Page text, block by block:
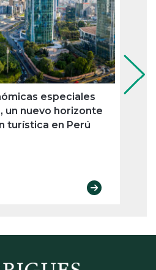
especiales
un nuevo horizonte
turística en Perú